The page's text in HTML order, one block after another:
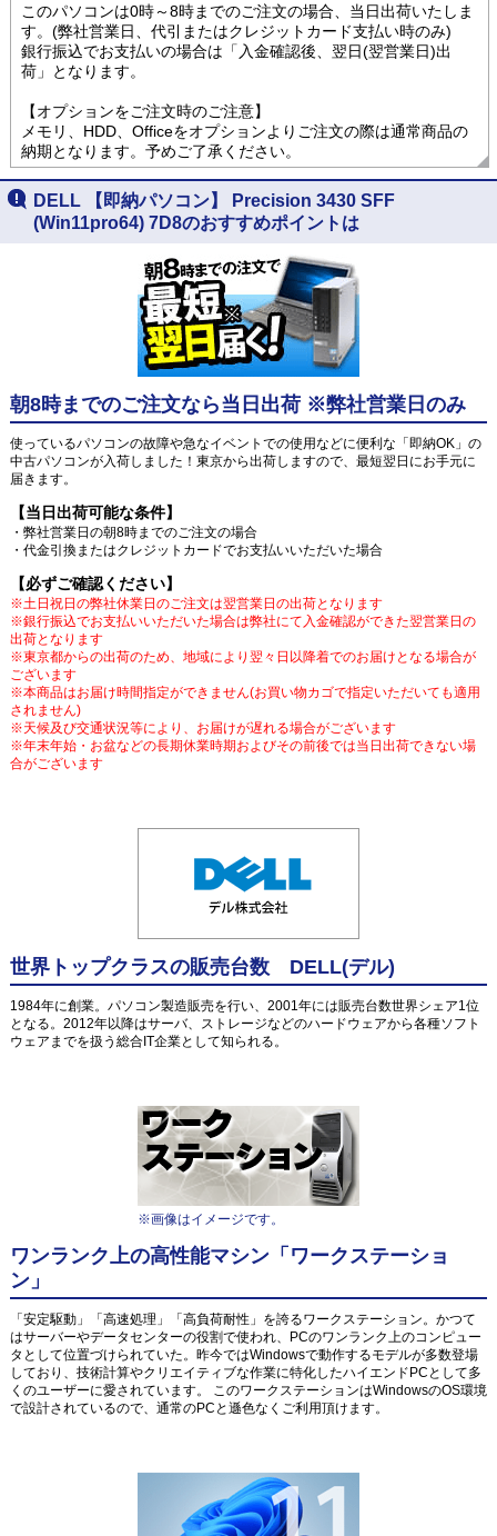
このパソコンは0時～8時までのご注文の場合、当日出荷いたしま
す。(弊社営業日、代引またはクレジットカード支払い時のみ)
銀行振込でお支払いの場合は「入金確認後、翌日(翌営業日)出
荷」となります。
【オプションをご注文時のご注意】
メモリ、HDD、Officeをオプションよりご注文の際は通常商品の
納期となります。予めご了承ください。
DELL 【即納パソコン】 Precision 3430 SFF
(Win11pro64) 7D8のおすすめポイントは
朝8時までのご注文なら当日出荷 ※弊社営業日のみ
使っているパソコンの故障や急なイベントでの使用などに便利な「即納OK」の
中古パソコンが入荷しました！東京から出荷しますので、最短翌日にお手元に
届きます。
【当日出荷可能な条件】
・弊社営業日の朝8時までのご注文の場合
・代金引換またはクレジットカードでお支払いいただいた場合
【必ずご確認ください】
※土日祝日の弊社休業日のご注文は翌営業日の出荷となります
※銀行振込でお支払いいただいた場合は弊社にて入金確認ができた翌営業日の
出荷となります
※東京都からの出荷のため、地域により翌々日以降着でのお届けとなる場合が
ございます
※本商品はお届け時間指定ができません(お買い物カゴで指定いただいても適用
されません)
※天候及び交通状況等により、お届けが遅れる場合がございます
※年末年始・お盆などの長期休業時期およびその前後では当日出荷できない場
合がございます
世界トップクラスの販売台数 DELL(デル)
1984年に創業。パソコン製造販売を行い、2001年には販売台数世界シェア1位
となる。2012年以降はサーバ、ストレージなどのハードウェアから各種ソフト
ウェアまでを扱う総合IT企業として知られる。
※画像はイメージです。
ワンランク上の高性能マシン「ワークステーショ
ン」
「安定駆動」「高速処理」「高負荷耐性」を誇るワークステーション。かつて
はサーバーやデータセンターの役割で使われ、PCのワンランク上のコンピュー
タとして位置づけられていた。昨今ではWindowsで動作するモデルが多数登場
しており、技術計算やクリエイティブな作業に特化したハイエンドPCとして多
くのユーザーに愛されています。 このワークステーションはWindowsのOS環境
で設計されているので、通常のPCと遜色なくご利用頂けます。